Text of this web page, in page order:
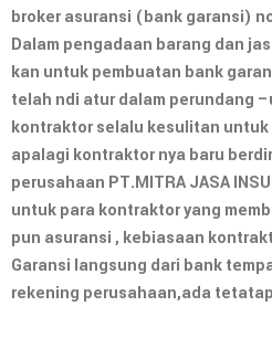
broker asuransi (bank garansi)
Dalam pengadaan barang dan
kan untuk pembuatan bank
telah ndi atur dalam perundang
kontraktor selalu kesulitan
apalagi kontraktor nya baru
perusahaan PT.MITRA JASA
untuk para kontraktor yang
pun asuransi , kebiasaan
Garansi langsung dari bank
rekening perusahaan,ada